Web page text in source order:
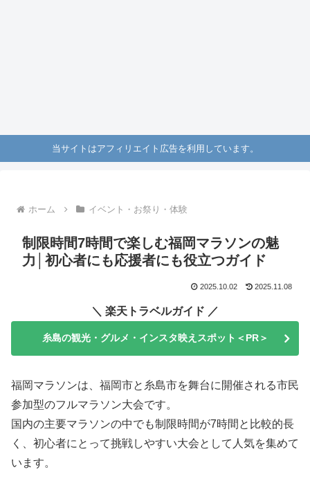
当サイトはアフィリエイト広告を利用しています。
ホーム イベント・お祭り・体験
制限時間7時間で楽しむ福岡マラソンの魅
力│初心者にも応援者にも役立つガイド
2025.10.02 2025.11.08
＼ 楽天トラベルガイド ／
糸島の観光・グルメ・インスタ映えスポット＜PR＞
福岡マラソンは、福岡市と糸島市を舞台に開催される市民
参加型のフルマラソン大会です。
国内の主要マラソンの中でも制限時間が7時間と比較的長
く、初心者にとって挑戦しやすい大会として人気を集めて
います。